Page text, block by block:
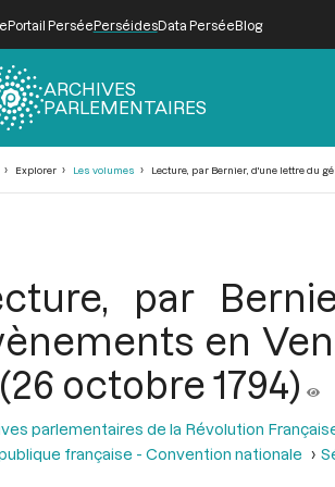
Portail PerséePerséidesData PerséeBlog
ARCHIVES
PARLEMENTAIRES
Explorer Les volumes Lecture, par Bernier, d'une lettre du
par
en
octobre 1794)
parlementaires de la Révolution
française - Convention nationale